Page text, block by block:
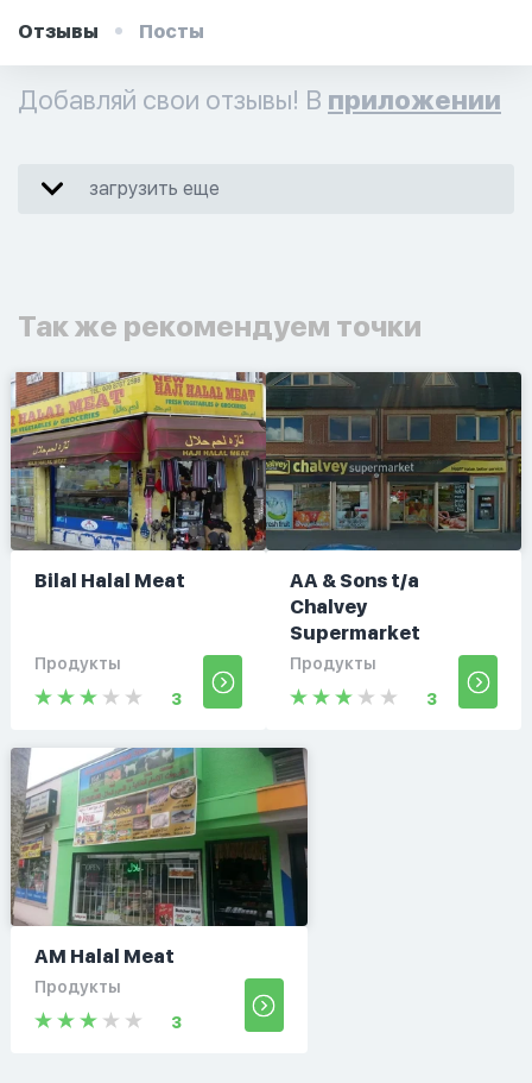
Отзывы Посты
Добавляй свои отзывы! В приложении
загрузить еще
Так же рекомендуем точки
Bilal Halal Meat
Продукты
3
AA & Sons t/a
Chalvey
Supermarket
Продукты
3
AM Halal Meat
Продукты
3